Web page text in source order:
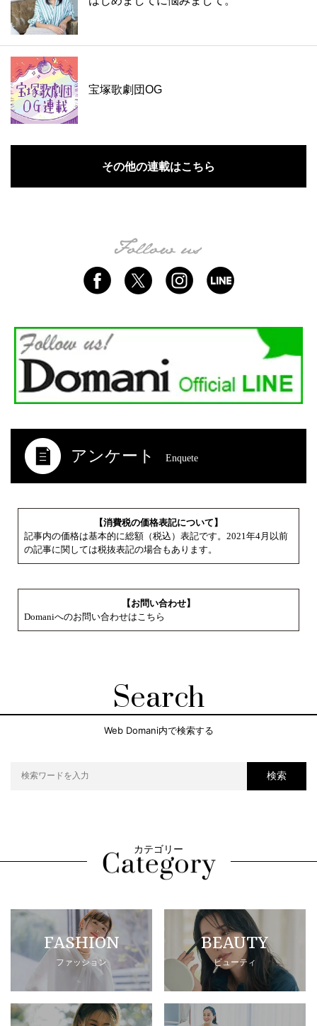
宝塚歌劇団OG
その他の連載はこちら
アンケート Enquete
【消費税の価格表記について】
記事内の価格は基本的に総額（税込）表記です。2021年4月以前
の記事に関しては税抜表記の場合もあります。
【お問い合わせ】
Domaniへのお問い合わせはこちら
Search
Web Domani内で検索する
検索
カテゴリー
FASHION
ファッション
BEAUTY
ビューティ